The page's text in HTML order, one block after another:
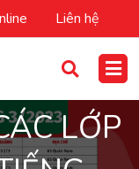
Liên hệ
LỚP